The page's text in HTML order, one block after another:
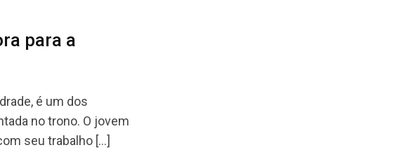
para a
é um dos
no trono. O jovem
seu trabalho […]